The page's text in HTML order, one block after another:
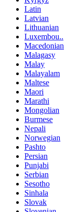
Latin
Latvian
Lithuanian
Luxembou..
Macedonian
Malagasy
Malay
Malayalam
Maltese
Maori
Marathi
Mongolian
Burmese
Nepali
Norwegian
Pashto
Persian
Punjabi
Serbian
Sesotho
Sinhala
Slovak